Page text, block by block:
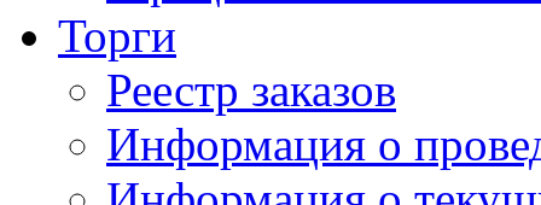
Торги
Реестр заказов
Информация о